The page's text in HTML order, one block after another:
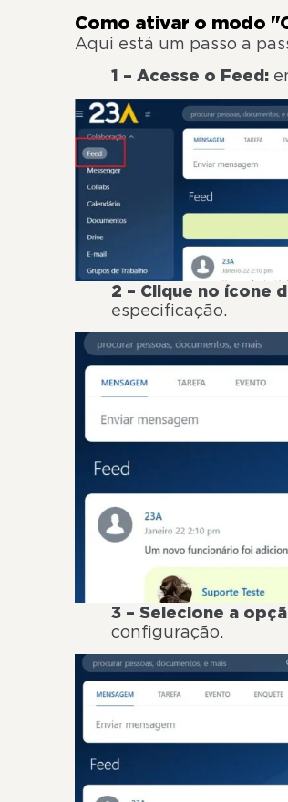
Como ativar o modo
Aqui está um passo a
1 – Acesse o Feed:
2 – Clique no ícone
especificação.
3 – Selecione a
configuração.